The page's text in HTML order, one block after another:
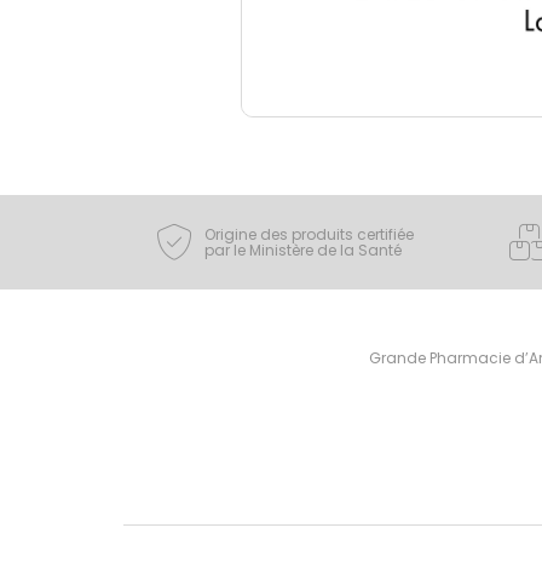
Origine des produits certifiée
par le Ministère de la Santé
Grande Pharmacie